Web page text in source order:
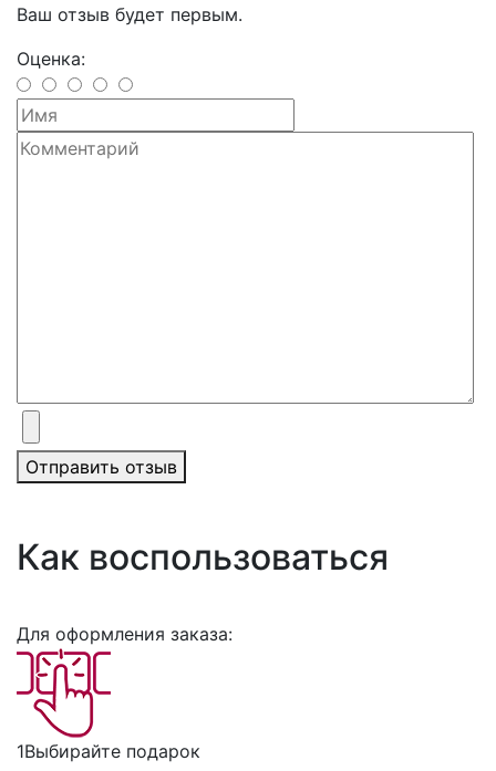
Ваш отзыв будет первым.
Оценка:
Отправить отзыв
Как воспользоваться
Для оформления заказа:
1Выбирайте подарок